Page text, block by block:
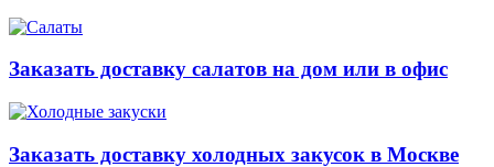
Заказать доставку салатов на дом или в офис
Заказать доставку холодных закусок в Москве